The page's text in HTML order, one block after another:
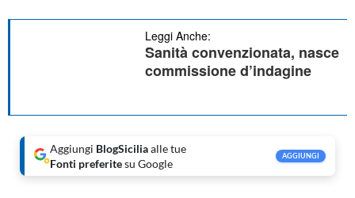
Leggi Anche:
Sanità convenzionata, nasce
commissione d’indagine
Aggiungi BlogSiciliaalle tue
Fonti preferitesu Google
AGGIUNGI